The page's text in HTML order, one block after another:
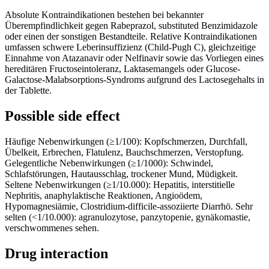
Absolute Kontraindikationen bestehen bei bekannter
Überempfindlichkeit gegen Rabeprazol, substituted Benzimidazole
oder einen der sonstigen Bestandteile. Relative Kontraindikationen
umfassen schwere Leberinsuffizienz (Child-Pugh C), gleichzeitige
Einnahme von Atazanavir oder Nelfinavir sowie das Vorliegen eines
hereditären Fructoseintoleranz, Laktasemangels oder Glucose-
Galactose-Malabsorptions-Syndroms aufgrund des Lactosegehalts in
der Tablette.
Possible side effect
Häufige Nebenwirkungen (≥1/100): Kopfschmerzen, Durchfall,
Übelkeit, Erbrechen, Flatulenz, Bauchschmerzen, Verstopfung.
Gelegentliche Nebenwirkungen (≥1/1000): Schwindel,
Schlafstörungen, Hautausschlag, trockener Mund, Müdigkeit.
Seltene Nebenwirkungen (≥1/10.000): Hepatitis, interstitielle
Nephritis, anaphylaktische Reaktionen, Angioödem,
Hypomagnesiämie, Clostridium-difficile-assoziierte Diarrhö. Sehr
selten (<1/10.000): agranulozytose, panzytopenie, gynäkomastie,
verschwommenes sehen.
Drug interaction